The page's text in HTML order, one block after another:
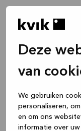
Deze
van
We gebruiken
personaliseren,
en om ons
informatie over